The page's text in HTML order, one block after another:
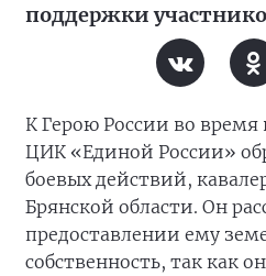
поддержки
К Герою России во
ЦИК «Единой России»
боевых действий,
Брянской области. Он
предоставлении ему
собственность, так как